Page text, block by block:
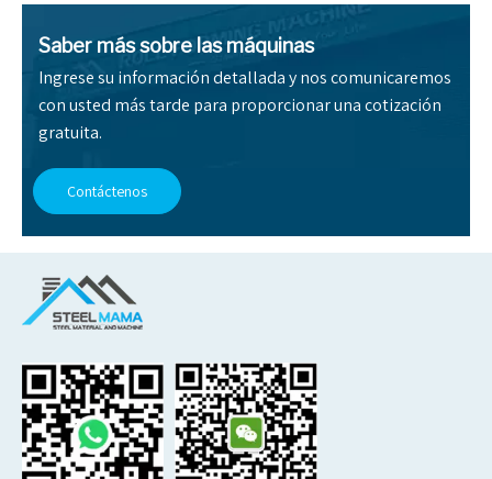
Saber más sobre las máquinas
Ingrese su información detallada y nos comunicaremos
con usted más tarde para proporcionar una cotización
gratuita.
Contáctenos